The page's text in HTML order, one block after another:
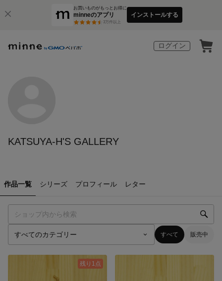
お買いものがもっとお得に
minneのアプリ
3万件以上
インストールする
ログイン
KATSUYA-H'S GALLERY
作品一覧 シリーズ プロフィール レター
すべて 販売中
残り1点